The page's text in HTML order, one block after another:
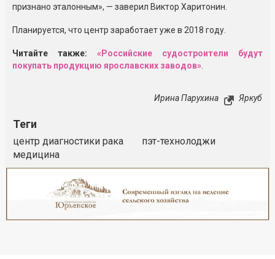
признано эталонным», — заверил Виктор Харитонин.
Планируется, что центр заработает уже в 2018 году.
Читайте также:
«Российские судостроители будут
покупать продукцию ярославских заводов»
Ирина Парухина Яркуб
Теги
центр диагностики рака
пэт-технолоджи
медицина